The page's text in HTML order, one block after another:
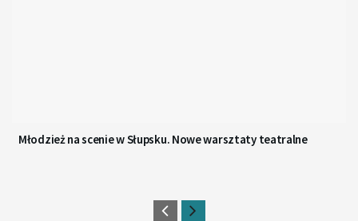
Młodzież na scenie w Słupsku. Nowe warsztaty teatralne